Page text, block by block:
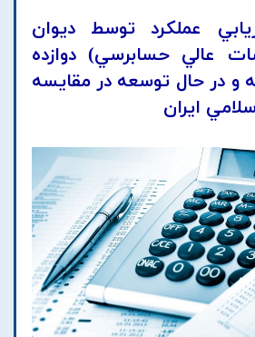
عملکرد توسط ديوان
عالي حسابرسي) دوازده
و در حال توسعه در مقايسه
ايران